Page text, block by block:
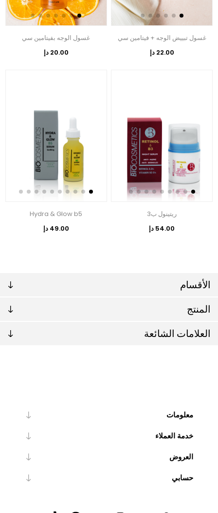
الأقسام
المنتج
العلامات الشائعة
غسول تبييض الوجه + فيتامين سي
22.00 دإ
غسول الوجه بفيتامين سي
20.00 دإ
ريتينول ب3
54.00 دإ
Hydra & Glow b5
49.00 دإ
معلومات
خدمة العملاء
العروض
حسابي